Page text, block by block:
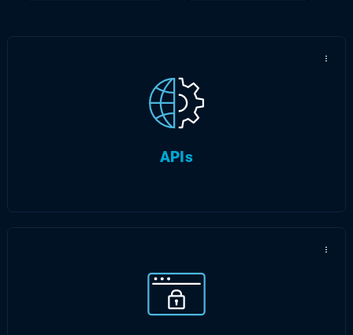
APIs
...
...
Hochverfügbarkeit & Sicherheit, mit eigenen
Individuelle Shopsysteme, für Ihre